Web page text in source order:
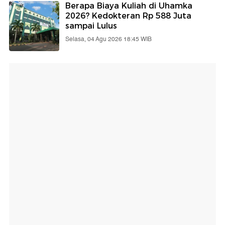
Berapa Biaya Kuliah di Uhamka
2026? Kedokteran Rp 588 Juta
sampai Lulus
Selasa, 04 Agu 2026 18:45 WIB